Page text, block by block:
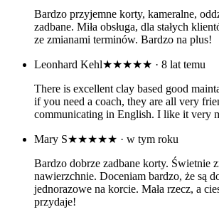
Bardzo przyjemne korty, kameralne,
zadbane. Miła obsługa, dla stałych
ze zmianami terminów. Bardzo na plus!
Leonhard Kehl★★★★★ · 8 lat temu
There is excellent clay based good
if you need a coach, they are all very
communicating in English. I like it very
Mary S★★★★★ · w tym roku
Bardzo dobrze zadbane korty. Świetnie
nawierzchnie. Doceniam bardzo, że są
jednorazowe na korcie. Mała rzecz, a
przydaje!